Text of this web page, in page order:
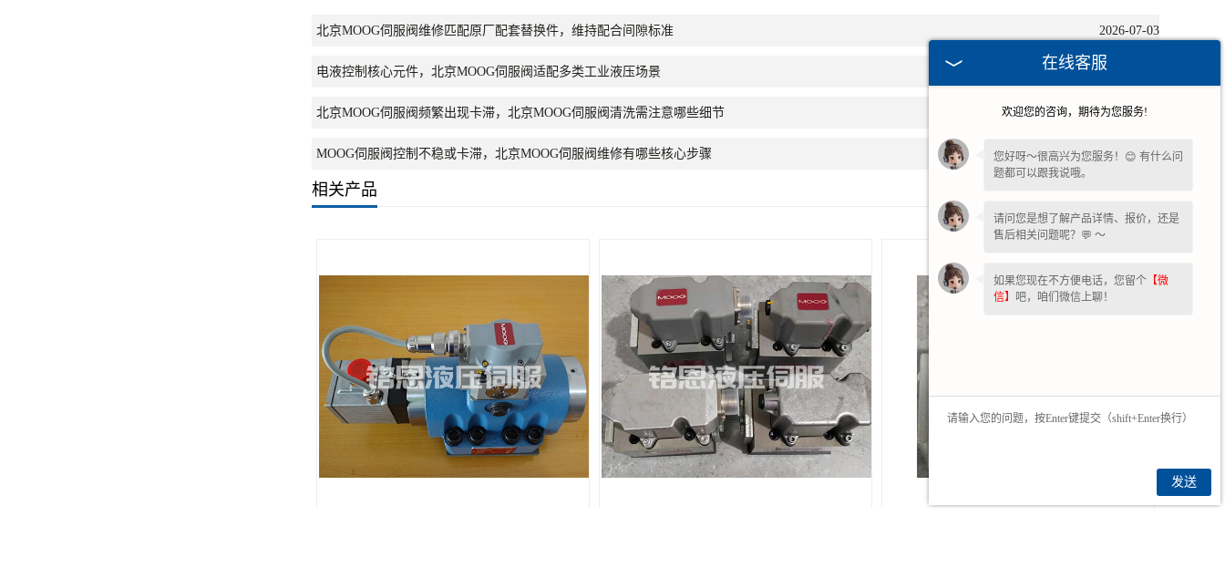
北京moog伺服阀维修
资质荣誉 维修现场 售后服务 联系我们 网站地图
复制链接 豫ICP备2021032991号-2
维修易安基伺服阀哪家好？阿托斯比例阀报价是多少？国产伺服阀质量怎么样？新乡市铭恩液压润滑伺服控制有限公司主要经营维修易安基伺服阀,阿托斯比例阀,
北京 西安
在线客服
欢迎您的咨询，期待为您服务!
您好呀～很高兴为您服务！😊 有什么问
题都可以跟我说哦。
请问您是想了解产品详情、报价，还是
售后相关问题呢？💬 ～
如果您现在不方便电话，您留个 【微
信】 吧，咱们微信上聊！
发送